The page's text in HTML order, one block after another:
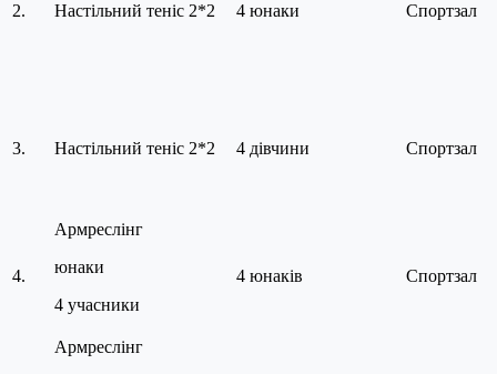
2. Настільний теніс 2*2 4 юнаки Спортзал
3. Настільний теніс 2*2 4 дівчини Спортзал
4.
Армреслінг
юнаки
4 учасники
4 юнаків Спортзал
Армреслінг